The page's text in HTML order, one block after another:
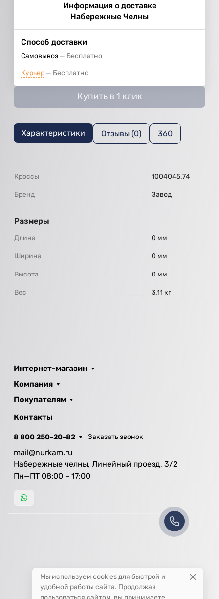
Информация о доставке
Набережные Челны
Способ доставки
Самовывоз Бесплатно
Курьер Бесплатно
Купить в 1 клик
Характеристики Отзывы (0) 360
Кроссы 1004045.74
Бренд Завод
Размеры
Длина 0 мм
Ширина 0 мм
Высота 0 мм
Вес 3.11 кг
Интернет-магазин
Компания
Покупателям
Контакты
8 800 250-20-82 Заказать звонок
mail@nurkam.ru
Набережные челны, Линейный проезд, 3/2
Пн—ПТ 08:00 – 17:00
Мы используем cookies для быстрой и
удобной работы сайта. Продолжая
пользоваться сайтом, вы принимаете